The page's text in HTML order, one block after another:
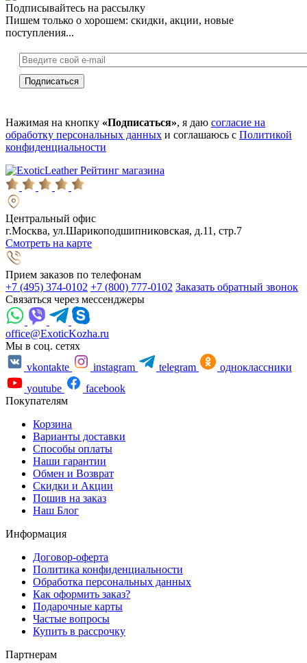
Подписывайтесь на рассылку
Пишем только о хорошем: скидки, акции, новые
поступления...
Нажимая на кнопку «Подписаться», я даю согласие на
обработку персональных данных и соглашаюсь с Политикой
конфиденциальности
Рейтинг магазина
Центральный офис
г.Москва, ул.Шарикоподшипниковская, д.11, стр.7
Смотреть на карте
Прием заказов по телефонам
+7 (495) 374-0102 +7 (800) 777-0102 Заказать обратный звонок
Связаться через мессенджеры
office@ExoticKozha.ru
Мы в соц. сетях
vkontakte
instagram telegram
одноклассники
youtube
facebook
Покупателям
Корзина
Варианты доставки
Способы оплаты
Наши гарантии
Обмен и Возврат
Скидки и Акции
Пошив на заказ
Наш Блог
Информация
Договор-оферта
Политика конфиденциальности
Обработка персональных данных
Как оформить заказ?
Подарочные карты
Частые вопросы
Купить в рассрочку
Партнерам